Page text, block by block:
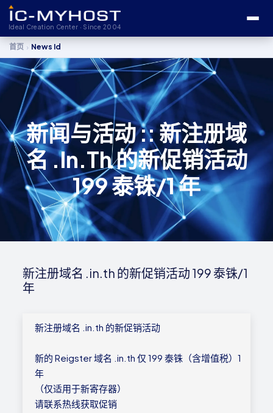
Ideal Creation Center · Since 2004
首页 › News Id
新闻与活动 :: 新注册域
名 .in.th 的新促销活动
199 泰铢/1 年
新注册域名 .in.th 的新促销活动 199 泰铢/1
年
新注册域名 .in.th 的新促销活动
新的 Reigster 域名 .in.th 仅 199 泰铢（含增值税）1
年
（仅适用于新寄存器）
请联系热线获取促销